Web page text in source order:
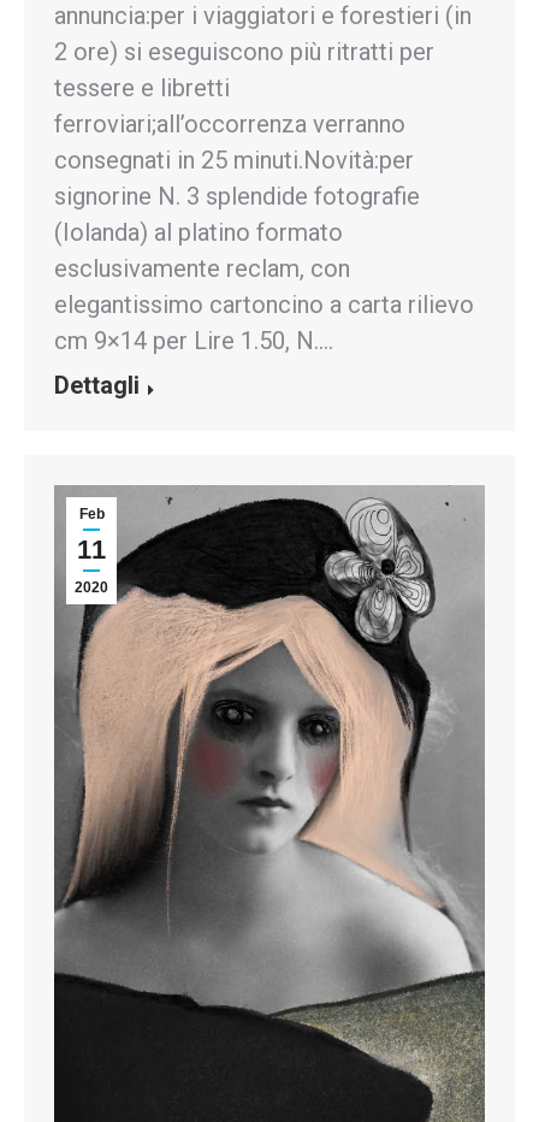
annuncia:per i viaggiatori e forestieri (in
2 ore) si eseguiscono più ritratti per
tessere e libretti
ferroviari;all’occorrenza verranno
consegnati in 25 minuti.Novità:per
signorine N. 3 splendide fotografie
(Iolanda) al platino formato
esclusivamente reclam, con
elegantissimo cartoncino a carta rilievo
cm 9×14 per Lire 1.50, N.…
Dettagli
Feb
11
2020